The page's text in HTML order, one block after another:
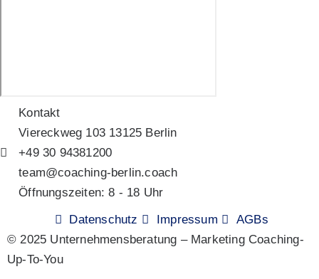
Kontakt
Viereckweg 103 13125 Berlin
+49 30 94381200
team@coaching-berlin.coach
Öffnungszeiten: 8 - 18 Uhr
Datenschutz
Impressum
AGBs
© 2025 Unternehmensberatung – Marketing Coaching-
Up-To-You